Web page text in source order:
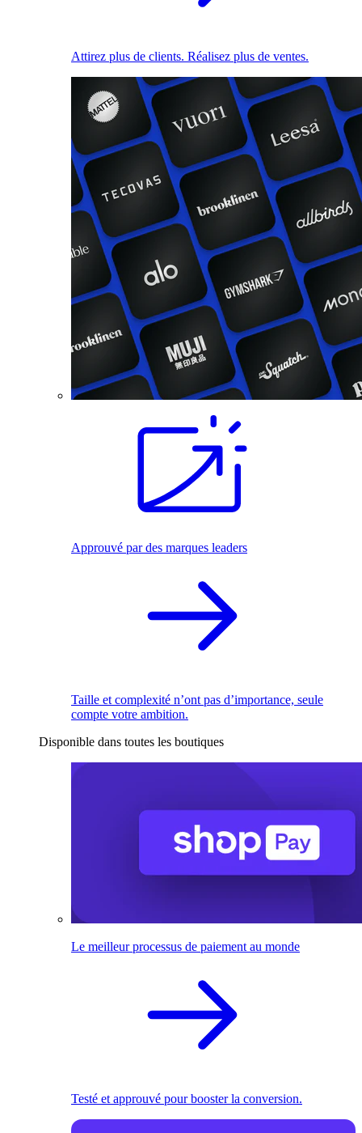
Attirez plus de clients. Réalisez plus de ventes.
Approuvé par des marques leaders
Taille et complexité n’ont pas d’importance, seule
compte votre ambition.
Disponible dans toutes les boutiques
Le meilleur processus de paiement au monde
Testé et approuvé pour booster la conversion.